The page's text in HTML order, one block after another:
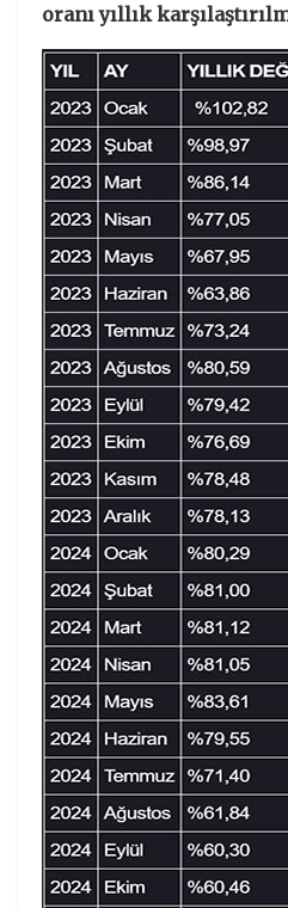
oranı yıllık